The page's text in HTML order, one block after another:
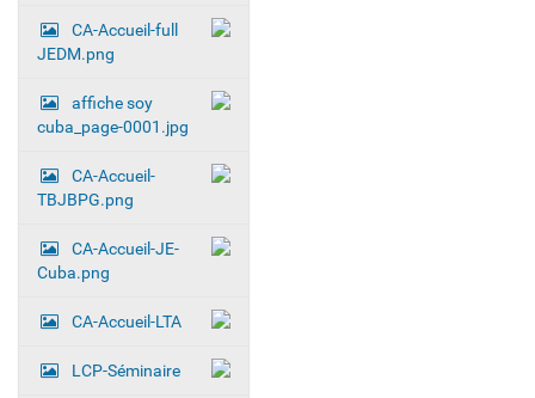
CA-Accueil-full
JEDM.png
affiche soy
cuba_page-0001.jpg
CA-Accueil-
TBJBPG.png
CA-Accueil-JE-
Cuba.png
CA-Accueil-LTA
LCP-Séminaire